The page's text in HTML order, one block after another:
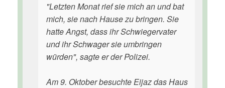
"Letzten Monat rief sie mich an und bat
mich, sie nach Hause zu bringen. Sie
hatte Angst, dass ihr Schwiegervater
und ihr Schwager sie umbringen
würden", sagte er der Polizei.
Am 9. Oktober besuchte Eijaz das Haus